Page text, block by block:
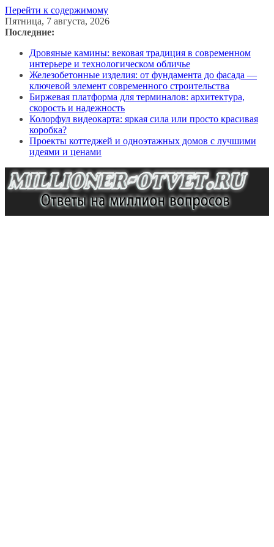
Перейти к содержимому
Пятница, 7 августа, 2026
Последние:
Дровяные камины: вековая традиция в современном
интерьере и технологическом обличье
Железобетонные изделия: от фундамента до фасада —
ключевой элемент современного строительства
Биржевая платформа для терминалов: архитектура,
скорость и надежность
Колорфул видеокарта: яркая сила или просто красивая
коробка?
Проекты коттеджей и одноэтажных домов с лучшими
идеями и ценами